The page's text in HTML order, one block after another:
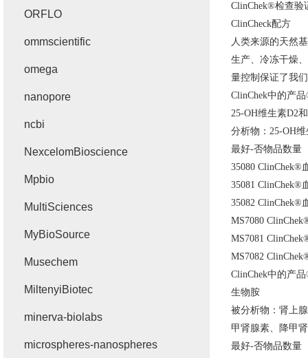
ClinChek®检查验
ClinCheck配方
人类来源的天然
生产、冷冻干燥
量控制保证了我
ClinChek中的产品
25-OH维生素D2和
分析物： 25-OH维
最好-否物品数量
35080 ClinChek®
35081 ClinChek®
35082 ClinChek®
MS7080
MS7081
MS7082
ClinChek中的产品
生物胺
被分析物：肾上
甲肾腺素、降甲
最好-否物品数量
ORFLO
ommscientific
omega
nanopore
ncbi
NexcelomBioscience
Mpbio
MultiSciences
MyBioSource
Musechem
MiltenyiBiotec
minerva-biolabs
microspheres-nanospheres